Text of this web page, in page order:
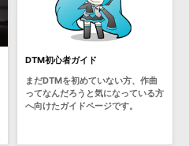
DTM初心者ガイド
まだDTMを初めていない方、作曲
ってなんだろうと気になっている方
へ向けたガイドページです。